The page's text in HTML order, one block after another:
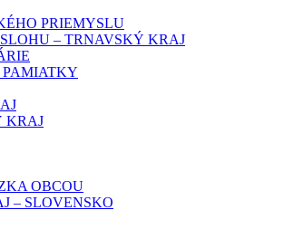
PRIEMYSLU
– TRNAVSKÝ KRAJ
KRAJ
OBCOU
– SLOVENSKO